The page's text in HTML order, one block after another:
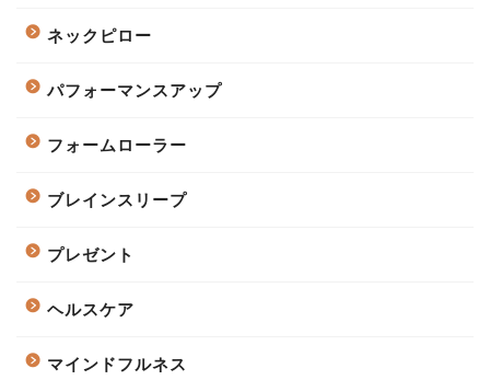
ネックピロー
パフォーマンスアップ
フォームローラー
ブレインスリープ
プレゼント
ヘルスケア
マインドフルネス